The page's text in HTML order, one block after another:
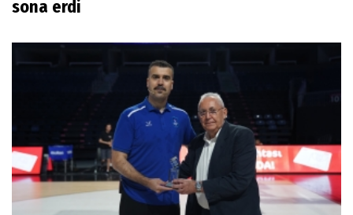
sona erdi